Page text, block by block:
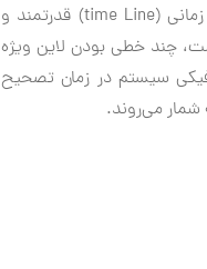
چندین گره درون یک گره مجزا و قرار دادن آن داخل گالری گره‌ها Nodes، بهره‌مندی از خط زمانی (time Line) قدرتمند و
است، چند خطی بودن لاین ویژه
سیستم در زمان تصحیح
شمار می‌روند.